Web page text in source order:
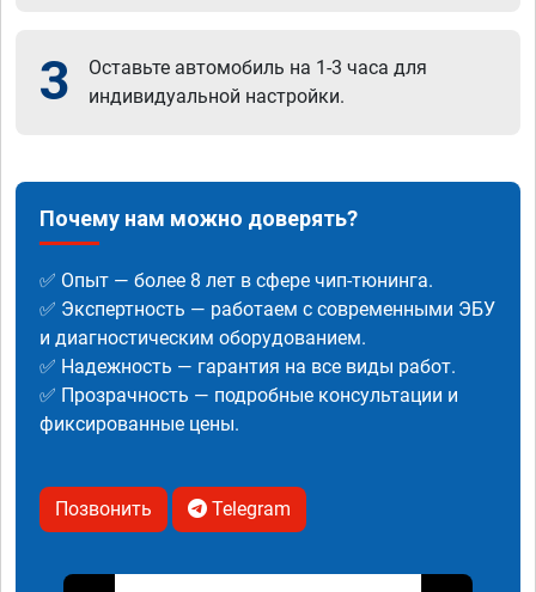
3
Оставьте автомобиль на 1-3 часа для
индивидуальной настройки.
Почему нам можно доверять?
✅ Опыт — более 8 лет в сфере чип-тюнинга.
✅ Экспертность — работаем с современными ЭБУ
и диагностическим оборудованием.
✅ Надежность — гарантия на все виды работ.
✅ Прозрачность — подробные консультации и
фиксированные цены.
Позвонить Telegram